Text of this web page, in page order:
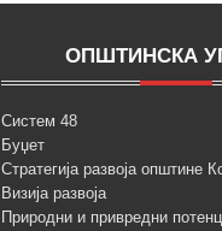
ОПШТИНСКА
Систем 48
Буџет
Стратегија развоја општине
Визија развоја
Природни и привредни